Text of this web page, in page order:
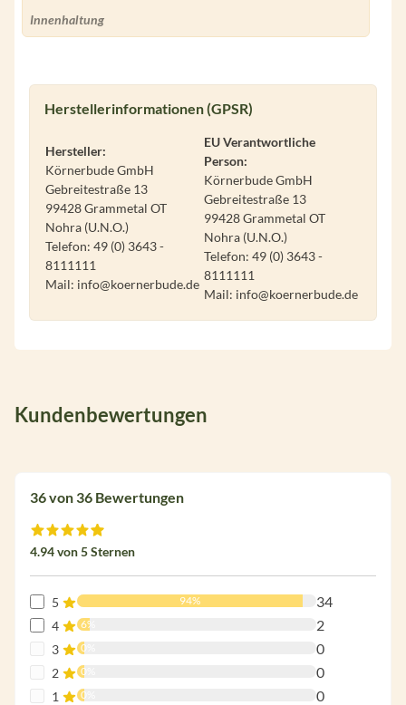
Innenhaltung
Herstellerinformationen (GPSR)
Hersteller:
Körnerbude GmbH
Gebreitestraße 13
99428 Grammetal OT
Nohra (U.N.O.)
Telefon: 49 (0) 3643 -
8111111
Mail: info@koernerbude.de
EU Verantwortliche
Person:
Körnerbude GmbH
Gebreitestraße 13
99428 Grammetal OT
Nohra (U.N.O.)
Telefon: 49 (0) 3643 -
8111111
Mail: info@koernerbude.de
Kundenbewertungen
36 von 36 Bewertungen
Durchschnittliche Bewertung von 4.9 von 5 Sternen
4.94 von 5 Sternen
5 94% 34
4 6% 2
3 0% 0
2 0% 0
1 0% 0